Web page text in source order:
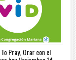
Pray, Orar con el